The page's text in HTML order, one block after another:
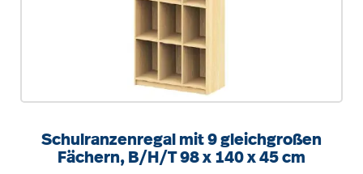
Schulranzenregal mit 9 gleichgroßen
Fächern, B/H/T 98 x 140 x 45 cm